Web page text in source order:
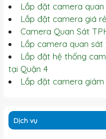
Lắp đặt camera
Lắp đặt camera giá
Camera Quan Sát
Lắp camera quan sát
Lắp đặt hệ thống
tại Quận 4
Lắp đặt camera
Dịch vụ